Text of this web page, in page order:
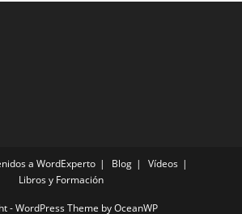
a WordExperto Blog
Vídeos
Libros y Formación
- WordPress Theme by OceanWP